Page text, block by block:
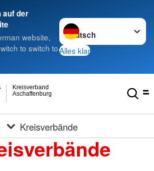
auf der
website,
to switch to
Sprache wechseln zu
Alles klar
Aschaffenburg
Kreisverband
Kreisverbände